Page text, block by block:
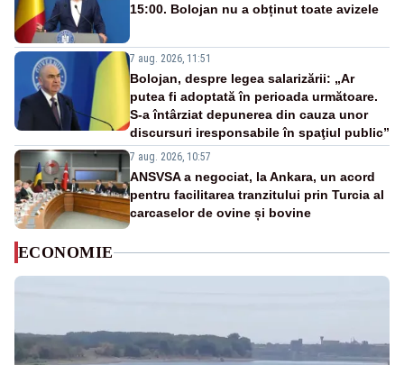
15:00. Bolojan nu a obținut toate avizele
7 aug. 2026, 11:51
Bolojan, despre legea salarizării: „Ar
putea fi adoptată în perioada următoare.
S-a întârziat depunerea din cauza unor
discursuri iresponsabile în spaţiul public”
7 aug. 2026, 10:57
ANSVSA a negociat, la Ankara, un acord
pentru facilitarea tranzitului prin Turcia al
carcaselor de ovine și bovine
ECONOMIE